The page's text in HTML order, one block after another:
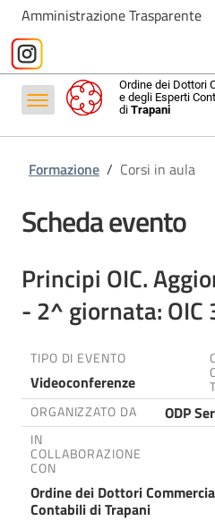
Amministrazione Trasparente
Ordine dei Dottori
e degli Esperti
di Trapani
Servizi
Contatti
Antiriciclaggio
Formazione / Corsi in aula
Scheda evento
Principi OIC.
- 2^ giornata: OIC
TIPO DI EVENTO
Videoconferenze
ORGANIZZATO DA ODP
IN
COLLABORAZIONE
CON
Ordine dei Dottori
Contabili di Trapani